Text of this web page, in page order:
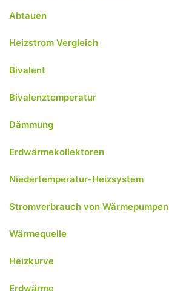
Abtauen
Heizstrom Vergleich
Bivalent
Bivalenztemperatur
Dämmung
Erdwärmekollektoren
Niedertemperatur-Heizsystem
Stromverbrauch von Wärmepumpen
Wärmequelle
Heizkurve
Erdwärme